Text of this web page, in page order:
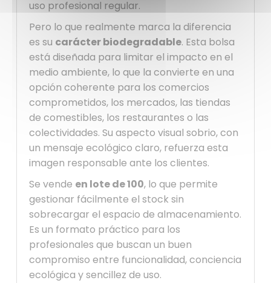
uso profesional regular.
Pero lo que realmente marca la diferencia
es su carácter biodegradable. Esta bolsa
está diseñada para limitar el impacto en el
medio ambiente, lo que la convierte en una
opción coherente para los comercios
comprometidos, los mercados, las tiendas
de comestibles, los restaurantes o las
colectividades. Su aspecto visual sobrio, con
un mensaje ecológico claro, refuerza esta
imagen responsable ante los clientes.
Se vende en lote de 100, lo que permite
gestionar fácilmente el stock sin
sobrecargar el espacio de almacenamiento.
Es un formato práctico para los
profesionales que buscan un buen
compromiso entre funcionalidad, conciencia
ecológica y sencillez de uso.